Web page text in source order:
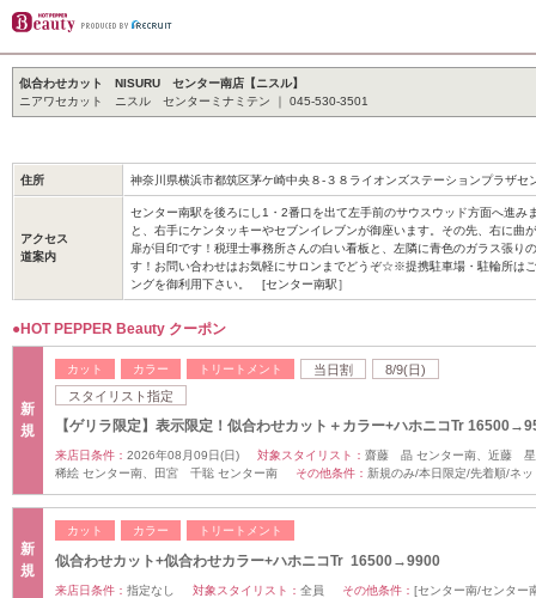
似合わせカット NISURU センター南店【ニスル】
ニアワセカット ニスル センターミナミテン ｜ 045-530-3501
住所 神奈川県横浜市都筑区茅ケ崎中央８-３８ライオンズステーションプラザセ
アクセス
道案内
センター南駅を後ろにし1・2番口を出て左手前のサウスウッド方面へ進み
と、右手にケンタッキーやセブンイレブンが御座います。その先、右に曲
扉が目印です！税理士事務所さんの白い看板と、左隣に青色のガラス張り
す！お問い合わせはお気軽にサロンまでどうぞ☆※提携駐車場・駐輪所は
ングを御利用下さい。 [センター南駅］
●HOT PEPPER Beauty クーポン
新
規
カット カラー トリートメント 当日割
8/9(日)
スタイリスト指定
【ゲリラ限定】表示限定！似合わせカット＋カラー+ハホニコTr
来店日条件： 2026年08月09日(日) 対象スタイリスト： 齋藤 晶 センター南、近藤
稀絵 センター南、田宮 千聡 センター南
その他条件： 新規のみ/本日限定/先着順/ネ
新
規
カット カラー トリートメント
似合わせカット+似合わせカラー+ハホニコTr 16500→9900
来店日条件： 指定なし 対象スタイリスト： 全員 その他条件： [センター南/センター